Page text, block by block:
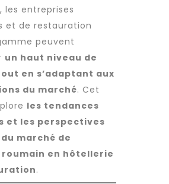
, les entreprises
et de restauration
peuvent
un haut niveau de
en s’adaptant aux
du marché. Cet
les tendances
et les perspectives
marché de
roumain en hôtellerie
.